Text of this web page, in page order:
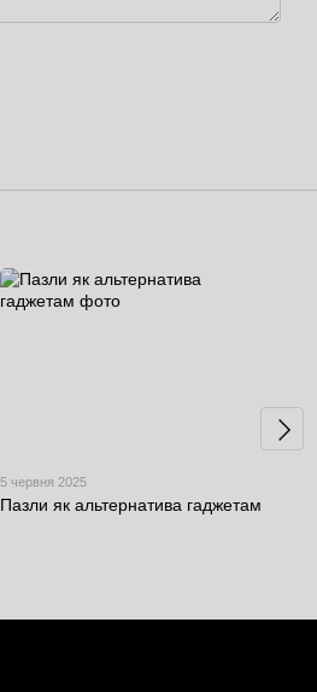
5 червня 2025
Пазли як альтернатива гаджетам